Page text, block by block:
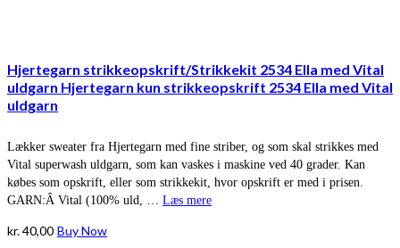
Hjertegarn strikkeopskrift/Strikkekit 2534 Ella med Vital
uldgarn Hjertegarn kun strikkeopskrift 2534 Ella med Vital
uldgarn
Lækker sweater fra Hjertegarn med fine striber, og som skal strikkes med
Vital superwash uldgarn, som kan vaskes i maskine ved 40 grader. Kan
købes som opskrift, eller som strikkekit, hvor opskrift er med i prisen.
GARN:Â Vital (100% uld, … Læs mere
kr.40,00 Buy Now